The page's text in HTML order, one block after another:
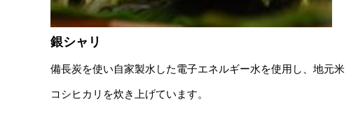
銀シャリ
備長炭を使い自家製水した電子エネルギー水を使用し、地元米
コシヒカリを炊き上げています。